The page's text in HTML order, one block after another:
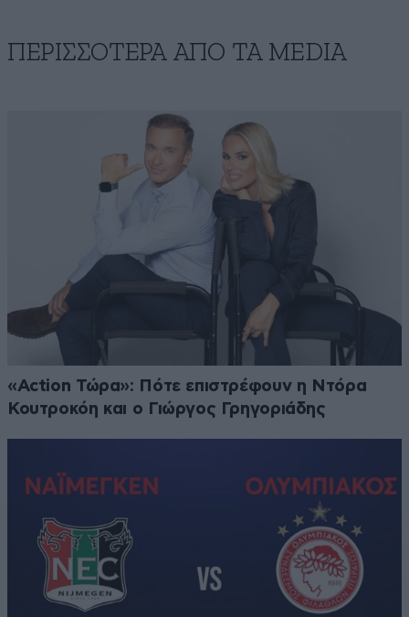
ΠΕΡΙΣΣΟΤΕΡΑ ΑΠΟ ΤA MEDIA
«Action Τώρα»: Πότε επιστρέφουν η Ντόρα
Κουτροκόη και ο Γιώργος Γρηγοριάδης